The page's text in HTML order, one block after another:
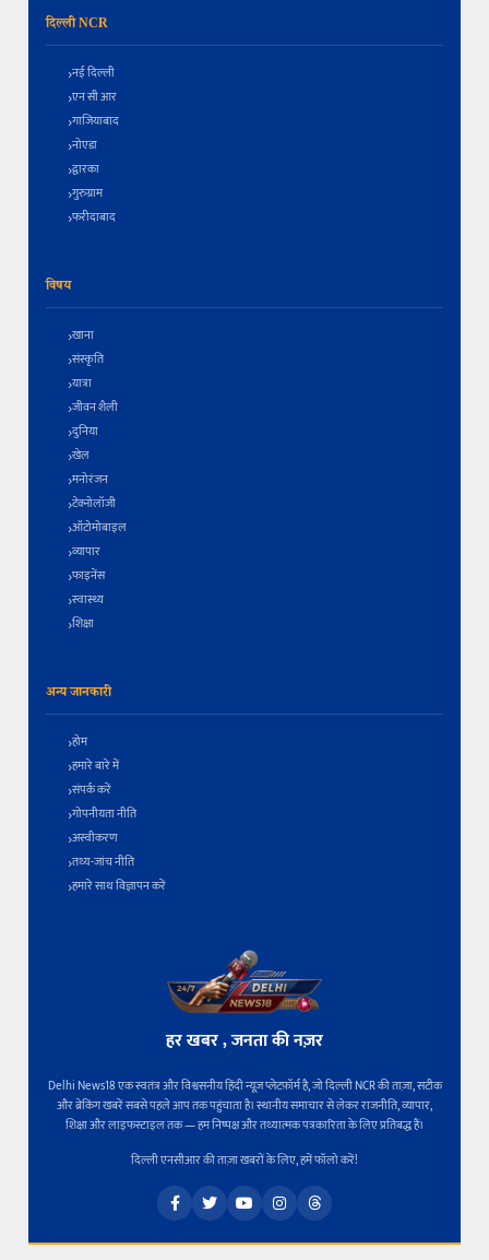
दिल्ली NCR
नई दिल्ली
एन सी आर
गाजियाबाद
नोएडा
द्वारका
गुरुग्राम
फरीदाबाद
विषय
खाना
संस्कृति
यात्रा
जीवन शैली
दुनिया
खेल
मनोरंजन
टेक्नोलॉजी
ऑटोमोबाइल
व्यापार
फाइनेंस
स्वास्थ्य
शिक्षा
अन्य जानकारी
होम
हमारे बारे में
संपर्क करें
गोपनीयता नीति
अस्वीकरण
तथ्य-जांच नीति
हमारे साथ विज्ञापन करें
हर खबर , जनता की नज़र
Delhi News18 एक स्वतंत्र और विश्वसनीय हिंदी न्यूज़ प्लेटफ़ॉर्म है, जो दिल्ली NCR की ताज़ा, सटीक
और ब्रेकिंग खबरें सबसे पहले आप तक पहुंचाता है। स्थानीय समाचार से लेकर राजनीति, व्यापार,
शिक्षा और लाइफस्टाइल तक — हम निष्पक्ष और तथ्यात्मक पत्रकारिता के लिए प्रतिबद्ध हैं।
दिल्ली एनसीआर की ताज़ा खबरों के लिए, हमें फॉलो करें!